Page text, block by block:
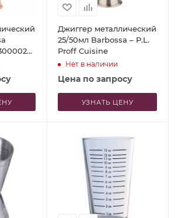
Джиггер металлический
25/50мл Barbossa – P.L.
Proff Cuisine
Нет в наличии
Цена по запросу
УЗНАТЬ ЦЕНУ